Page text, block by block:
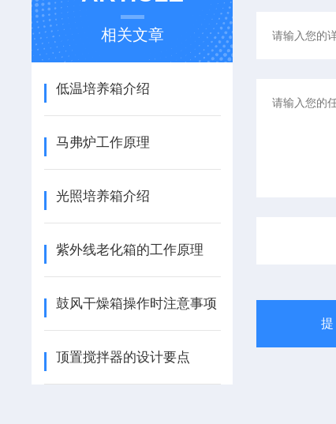
相关文章
低温培养箱介绍
马弗炉工作原理
光照培养箱介绍
紫外线老化箱的工作原理
鼓风干燥箱操作时注意事项
顶置搅拌器的设计要点